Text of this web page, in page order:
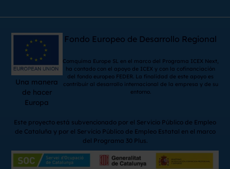
Una manera
de hacer
Europa
Fondo Europeo de Desarrollo Regional
Comquima Europe SL en el marco del Programa ICEX Next,
ha contado con el apoyo de ICEX y con la cofinanciación
del fondo europeo FEDER. La finalidad de este apoyo es
contribuir al desarrollo internacional de la empresa y de su
entorno.
Este proyecto está subvencionado por el Servicio Público de Empleo
de Cataluña y por el Servicio Público de Empleo Estatal en el marco
del Programa 30 Plus.